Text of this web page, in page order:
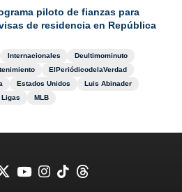
piloto de fianzas para
de residencia en República
Internacionales
Deultimominuto
ElPeriódicodelaVerdad
Estados Unidos
Luis Abinader
Ligas MLB